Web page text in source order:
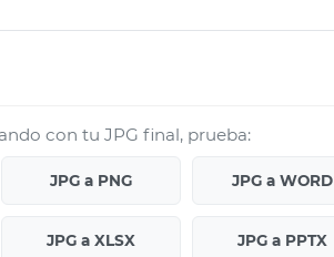
con tu JPG final, prueba:
JPG a PNG JPG a WORD
JPG a XLSX JPG a PPTX